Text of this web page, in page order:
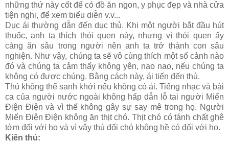
những thứ này cốt để có đồ ăn ngon, y phục đẹp và nhà cửa
tiện nghi, để xem biểu diễn v.v...
Dục ái thường dẫn đến dục thủ. Khi một người bắt đầu hút
thuốc, anh ta thích thói quen này, nhưng vì thói quen ấy
càng ăn sâu trong người nên anh ta trở thành con sâu
nghiện. Như vậy, chúng ta sẽ vô cùng thích một số cảnh nào
đó và chúng ta cảm thấy không yên, nao nao, nếu chúng ta
không có được chúng. Bằng cách này, ái tiến đến thủ.
Thủ không thể sanh khởi nếu không có ái. Tiếng nhạc và bài
ca của người nước ngoài không hấp dẫn lỗ tai người Miến
Ðiện Ðiện và vì thế không gây sự say mê trong họ. Người
Miến Ðiện Ðiện không ăn thịt chó. Thịt chó có tánh chất ghê
tởm đối với họ và vì vậy thủ đối chó không hề có đối với họ.
Kiến thủ: